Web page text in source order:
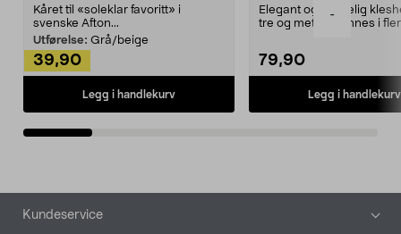
-
Kåret til «soleklar favoritt» i
svenske Afton...
Utførelse: Grå/beige
39,90
Legg i handlekurv
Elegant og skikkelig
tre og metall – finnes i
79,90
Legg i handlekurv
Bunntekst
Kundeservice